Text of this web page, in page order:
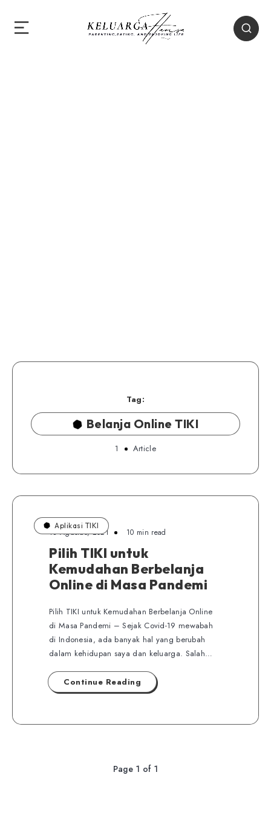
Tag:
Belanja Online TIKI
1 Article
Aplikasi TIKI
18 Agustus, 2021 10 min read
Pilih TIKI untuk
Kemudahan Berbelanja
Online di Masa Pandemi
Pilih TIKI untuk Kemudahan Berbelanja Online
di Masa Pandemi – Sejak Covid-19 mewabah
di Indonesia, ada banyak hal yang berubah
dalam kehidupan saya dan keluarga. Salah…
Continue Reading
Page 1 of 1